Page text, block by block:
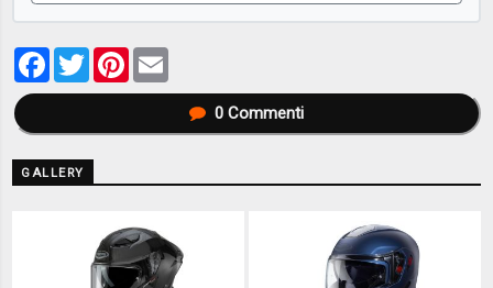
Facebook
TwitterPinterest
0Commenti
GALLERY